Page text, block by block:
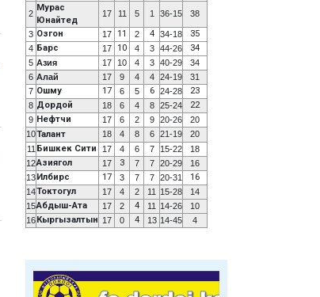
2
Мурас
Юнайтед
17 11 5 1 36-15 38
3 Озгон 17 11 2 4 34-18 35
4 Барс 17 10 4 3 44-26 34
5 Азия 17 10 4 3 40-29
34
6 Алай 17 9 4 4 24-19
31
7 Ошму 17 6 5 6 24-28 23
8 Дордой 18 6 4 8 25-24 22
9 Нефтчи 17 6 2 9 20-26
20
10Талант 18 4 8 6 21-19
20
11 Бишкек Сити 17 4 6 7 15-22
18
12Азиягол 17 3 7 7 20-29
16
13 Илбирс 17 3 7 7 20-31 16
14Токтогул 17 4 2 11 15-28
14
15Абдыш-Ата 17 2 4 11 14-26
10
16 Кыргызалтын 17 0 4 13 14-45 4